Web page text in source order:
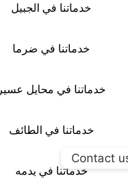
خدماتنا في الجبيل
خدماتنا في ضرما
خدماتنا في محايل عسير
خدماتنا في الطائف
خدماتنا في يدمه
Contact